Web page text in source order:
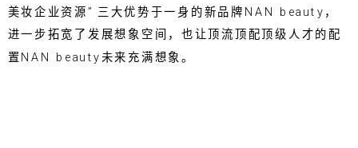
美妆企业资源” 三大优势于一身的新品牌NAN beauty，
进一步拓宽了发展想象空间，也让顶流顶配顶级人才的配
置NAN beauty未来充满想象。